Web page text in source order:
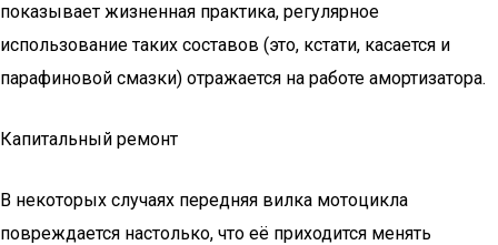
показывает жизненная практика, регулярное
использование таких составов (это, кстати, касается и
парафиновой смазки) отражается на работе амортизатора.
Капитальный ремонт
В некоторых случаях передняя вилка мотоцикла
повреждается настолько, что её приходится менять